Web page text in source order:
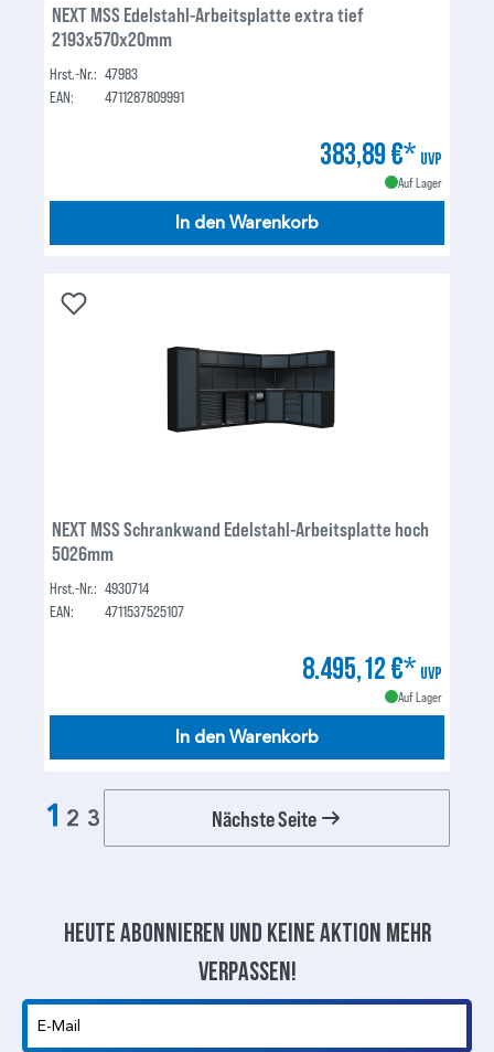
NEXT MSS Edelstahl-Arbeitsplatte extra tief
2193x570x20mm
Hrst.-Nr.: 47983
EAN:
4711287809991
383,89 €* UVP
Auf Lager
In den Warenkorb
NEXT MSS Schrankwand Edelstahl-Arbeitsplatte hoch
5026mm
Hrst.-Nr.: 4930714
EAN:
4711537525107
8.495,12 €* UVP
Auf Lager
In den Warenkorb
1 2 3 Nächste Seite
Heute abonnieren und keine aktion mehr
verpassen!